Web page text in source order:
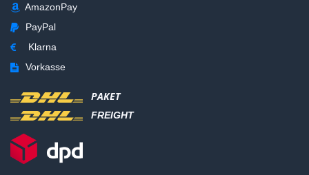
AmazonPay
PayPal
Klarna
Vorkasse
PAKET
FREIGHT